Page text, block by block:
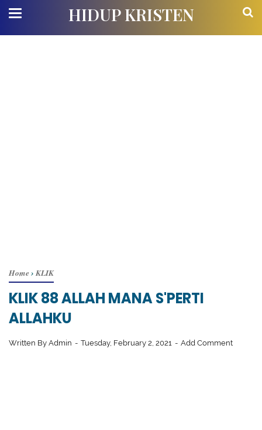
HIDUP KRISTEN
Home› KLIK
KLIK 88 ALLAH MANA S'PERTI
ALLAHKU
Written By Admin Tuesday, February 2, 2021 Add Comment